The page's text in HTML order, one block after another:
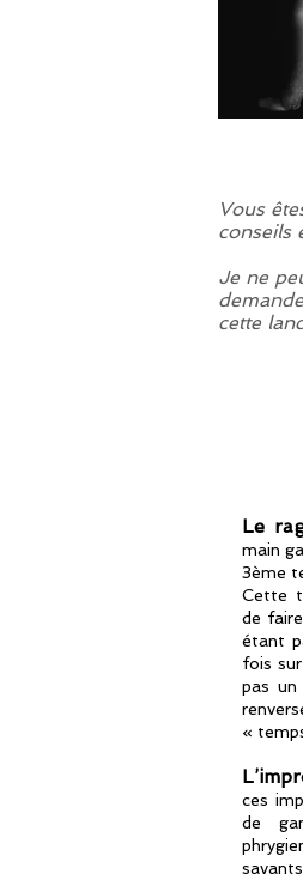
Vous
conseils
Je ne
cette
Le
main
3ème
Cette
de
étant
fois
pas un
«
ces
de